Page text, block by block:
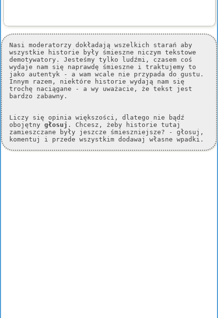
Nasi moderatorzy dokładają wszelkich starań aby
wszystkie historie były śmieszne niczym tekstowe
demotywatory. Jesteśmy tylko ludźmi, czasem coś
wydaje nam się naprawdę śmieszne i traktujemy to
jako autentyk - a wam wcale nie przypada do gustu.
Innym razem, niektóre historie wydają nam się
trochę naciągane - a wy uważacie, że tekst jest
bardzo zabawny.
Liczy się opinia większości, dlatego nie bądź
obojętny głosuj . Chcesz, żeby historie tutaj
zamieszczane były jeszcze śmieszniejsze? - głosuj,
komentuj i przede wszystkim dodawaj własne wpadki.